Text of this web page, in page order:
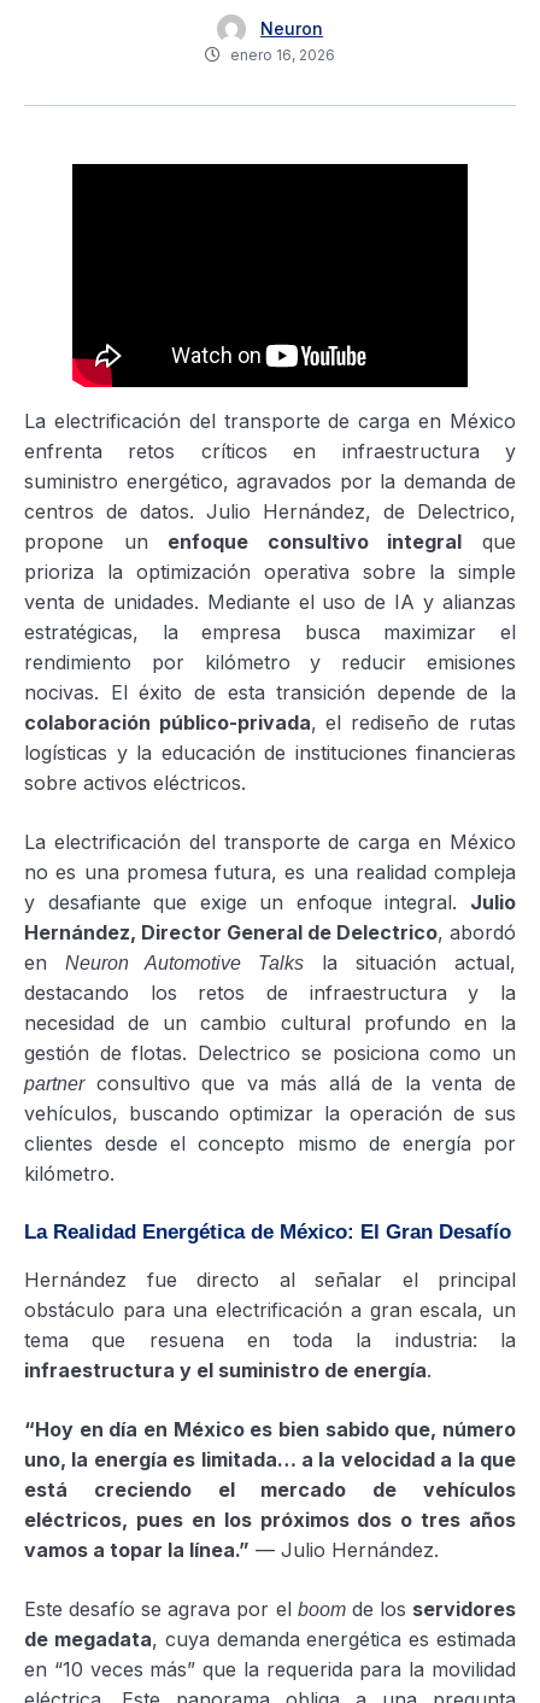
Neuron
enero 16, 2026
La electrificación del transporte de carga en México
enfrenta retos críticos en infraestructura y
suministro energético, agravados por la demanda de
centros de datos. Julio Hernández, de Delectrico,
propone un enfoque consultivo integral que
prioriza la optimización operativa sobre la simple
venta de unidades. Mediante el uso de IA y alianzas
estratégicas, la empresa busca maximizar el
rendimiento por kilómetro y reducir emisiones
nocivas. El éxito de esta transición depende de la
colaboración público-privada, el rediseño de rutas
logísticas y la educación de instituciones financieras
sobre activos eléctricos.
La electrificación del transporte de carga en México
no es una promesa futura, es una realidad compleja
y desafiante que exige un enfoque integral. Julio
Hernández, Director General de Delectrico, abordó
en Neuron Automotive Talks la situación actual,
destacando los retos de infraestructura y la
necesidad de un cambio cultural profundo en la
gestión de flotas. Delectrico se posiciona como un
partnerconsultivo que va más allá de la venta de
vehículos, buscando optimizar la operación de sus
clientes desde el concepto mismo de energía por
kilómetro.
La Realidad Energética de México: El Gran Desafío
Hernández fue directo al señalar el principal
obstáculo para una electrificación a gran escala, un
tema que resuena en toda la industria: la
infraestructura y el suministro de energía.
“Hoy en día en México es bien sabido que, número
uno, la energía es limitada… a la velocidad a la que
está creciendo el mercado de vehículos
eléctricos, pues en los próximos dos o tres años
vamos a topar la línea.” — Julio Hernández.
Este desafío se agrava por el boomde los servidores
de megadata, cuya demanda energética es estimada
en “10 veces más” que la requerida para la movilidad